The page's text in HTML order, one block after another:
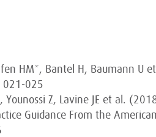
HM*, Bantel H, Baumann U
021-025
Younossi Z, Lavine JE et al.
Guidance From the